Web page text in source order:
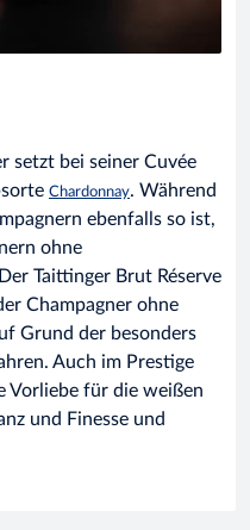
setzt bei seiner Cuvée
Chardonnay. Während
ebenfalls so ist,
ohne
Taittinger Brut Réserve
Champagner ohne
Grund der besonders
Auch im Prestige
Vorliebe für die weißen
und Finesse und